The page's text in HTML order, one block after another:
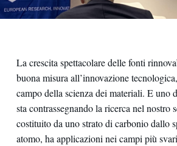
La crescita spettacolare delle fonti
buona misura all’innovazione
campo della scienza dei materiali. E uno
sta contrassegnando la ricerca nel nostro
costituito da uno strato di carbonio dallo
atomo, ha applicazioni nei campi più